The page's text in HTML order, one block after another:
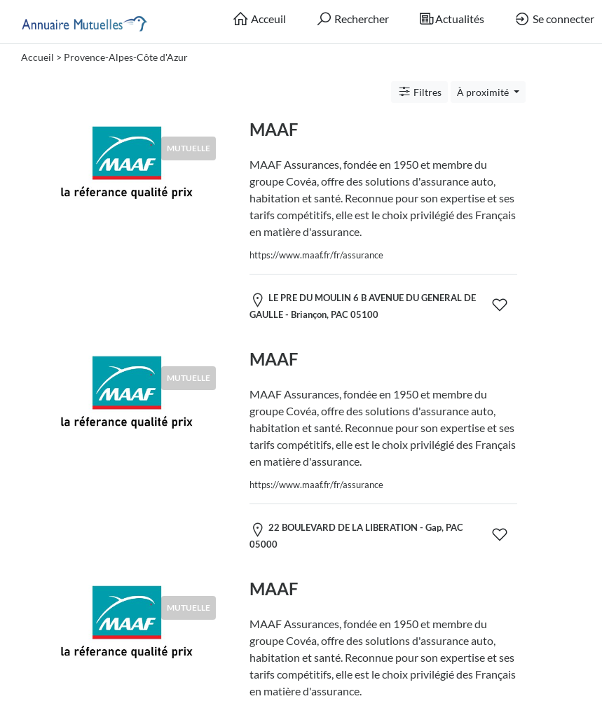
Acceuil Rechercher Actualités Se connecter
Accueil > Provence-Alpes-Côte d'Azur
Filtres À proximité
MUTUELLE
MAAF
MAAF Assurances, fondée en 1950 et membre du
groupe Covéa, offre des solutions d'assurance auto,
habitation et santé. Reconnue pour son expertise et ses
tarifs compétitifs, elle est le choix privilégié des Français
en matière d'assurance.
https://www.maaf.fr/fr/assurance
LE PRE DU MOULIN 6 B AVENUE DU GENERAL DE
GAULLE - Briançon, PAC 05100
MUTUELLE
MAAF
MAAF Assurances, fondée en 1950 et membre du
groupe Covéa, offre des solutions d'assurance auto,
habitation et santé. Reconnue pour son expertise et ses
tarifs compétitifs, elle est le choix privilégié des Français
en matière d'assurance.
https://www.maaf.fr/fr/assurance
22 BOULEVARD DE LA LIBERATION - Gap, PAC
05000
MUTUELLE
MAAF
MAAF Assurances, fondée en 1950 et membre du
groupe Covéa, offre des solutions d'assurance auto,
habitation et santé. Reconnue pour son expertise et ses
tarifs compétitifs, elle est le choix privilégié des Français
en matière d'assurance.